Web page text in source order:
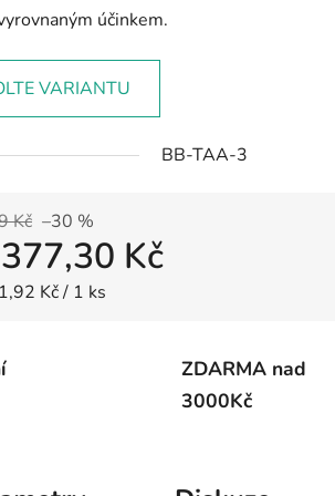
účinkem.
VARIANTU
BB-TAA-3
Kč –30 %
377,30 Kč
Kč / 1 ks
ZDARMA nad
3000Kč